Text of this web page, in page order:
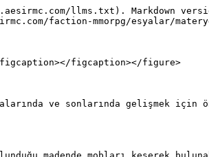
llms.txt). Markdown
faction-mmorpg/esyalar/
figcaption></figure>
ve sonlarında gelişmek için